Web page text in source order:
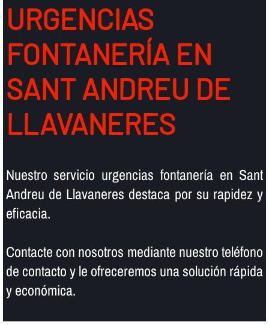
URGENCIAS
FONTANERÍ­A EN
SANT ANDREU DE
LLAVANERES
Nuestro servicio urgencias fontanerí­a en Sant
Andreu de Llavaneres destaca por su rapidez y
eficacia.
Contacte con nosotros mediante nuestro teléfono
de contacto y le ofreceremos una solución rápida
y económica.